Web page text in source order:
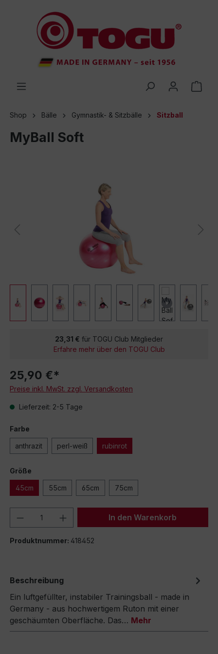
springen
Shop Bälle Gymnastik- & Sitzbälle Sitzball
MyBall Soft
23,31 € für TOGU Club Mitglieder
Erfahre mehr über den TOGU Club
25,90 €*
Preise inkl. MwSt. zzgl. Versandkosten
Lieferzeit: 2-5 Tage
Farbe
anthrazit perl-weiß rubinrot
Größe
45cm 55cm 65cm 75cm
Produkt Anzahl: Gib denIn den Warenkorb
Produktnummer: 418452
Beschreibung
Ein luftgefüllter, instabiler Trainingsball - made in
Germany - aus hochwertigem Ruton mit einer
geschäumten Oberfläche. Das… Mehr